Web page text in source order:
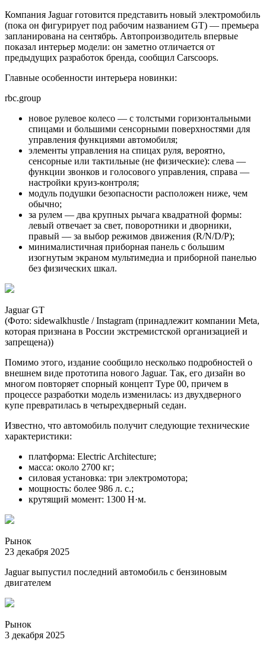
Компания Jaguar готовится представить новый электромобиль
(пока он фигурирует под рабочим названием GT) — премьера
запланирована на сентябрь. Автопроизводитель впервые
показал интерьер модели: он заметно отличается от
предыдущих разработок бренда, сообщил Carscoops.
Главные особенности интерьера новинки:
rbc.group
новое рулевое колесо — с толстыми горизонтальными
спицами и большими сенсорными поверхностями для
управления функциями автомобиля;
элементы управления на спицах руля, вероятно,
сенсорные или тактильные (не физические): слева —
функции звонков и голосового управления, справа —
настройки круиз-контроля;
модуль подушки безопасности расположен ниже, чем
обычно;
за рулем — два крупных рычага квадратной формы:
левый отвечает за свет, поворотники и дворники,
правый — за выбор режимов движения (R/N/D/P);
минималистичная приборная панель с большим
изогнутым экраном мультимедиа и приборной панелью
без физических шкал.
Jaguar GT
(Фото: sidewalkhustle / Instagram (принадлежит компании Metа,
которая признана в России экстремистской организацией и
запрещена))
Помимо этого, издание сообщило несколько подробностей о
внешнем виде прототипа нового Jaguar. Так, его дизайн во
многом повторяет спорный концепт Type 00, причем в
процессе разработки модель изменилась: из двухдверного
купе превратилась в четырехдверный седан.
Известно, что автомобиль получит следующие технические
характеристики:
платформа: Electric Architecture;
масса: около 2700 кг;
силовая установка: три электромотора;
мощность: более 986 л. с.;
крутящий момент: 1300 Н·м.
Рынок
23 декабря 2025
Jaguar выпустил последний автомобиль с бензиновым
двигателем
Рынок
3 декабря 2025